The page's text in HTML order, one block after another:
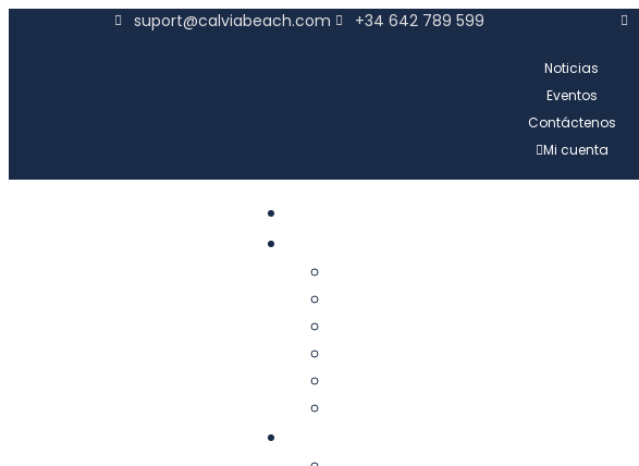
suport@calviabeach.com +34 642 789 599
Noticias
Eventos
Contáctenos
Mi cuenta